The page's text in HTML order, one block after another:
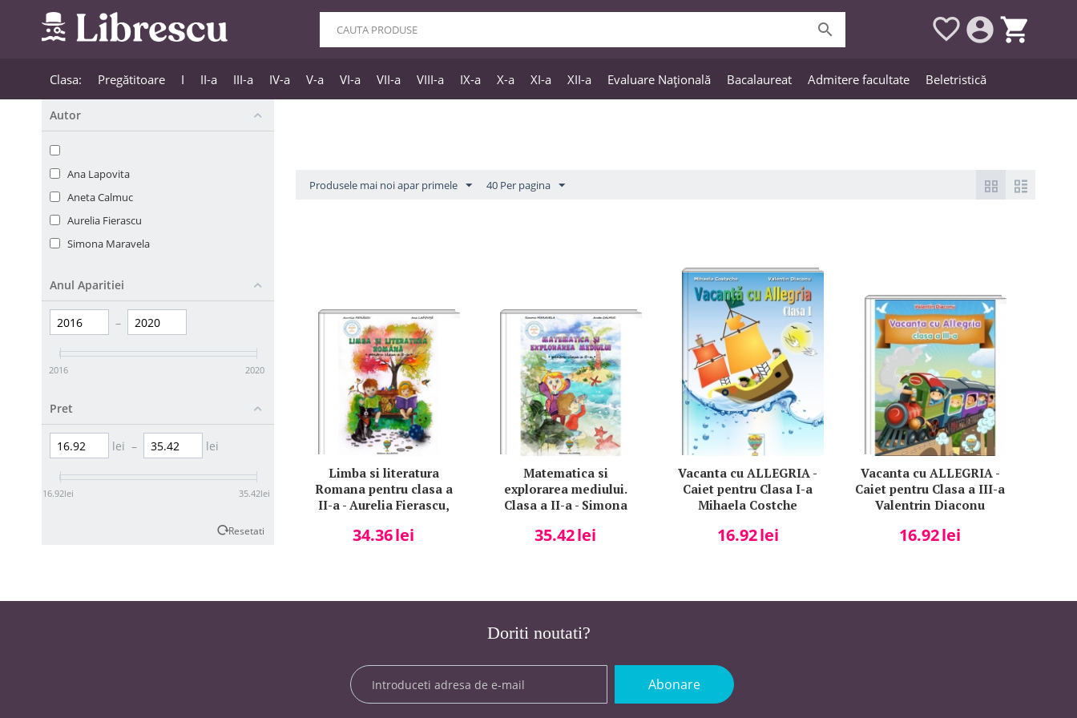
 


Clasa: Pregătitoare I II-a III-a IV-a V-a VI-a VII-a VIII-a IX-a X-a XI-a XII-a Evaluare Națională Bacalaureat Admitere facultate Beletristică
Autor
Ana Lapovita
Aneta Calmuc
Aurelia Fierascu
Simona Maravela
Anul Aparitiei
–
2016 2020
Pret
lei – lei
16.92lei 35.42lei
Resetati
Produsele mai noi apar primele 40 Per pagina
Limba si literatura
Romana pentru clasa a
II-a - Aurelia Fierascu,
34.36lei
Matematica si
explorarea mediului.
Clasa a II-a - Simona
35.42lei
Vacanta cu ALLEGRIA -
Caiet pentru Clasa I-a
Mihaela Costche
16.92lei
Vacanta cu ALLEGRIA -
Caiet pentru Clasa a III-a
Valentrin Diaconu
16.92lei
Doriti noutati?
Abonare